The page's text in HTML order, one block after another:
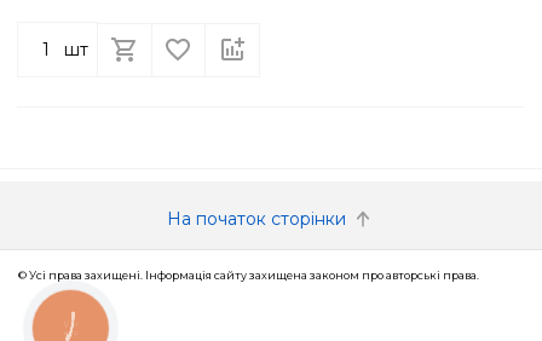
шт
На початок сторінки
© Усі права захищені. Інформація сайту захищена законом про авторські права.
КНОПКА
ЗВ'ЯЗКУ